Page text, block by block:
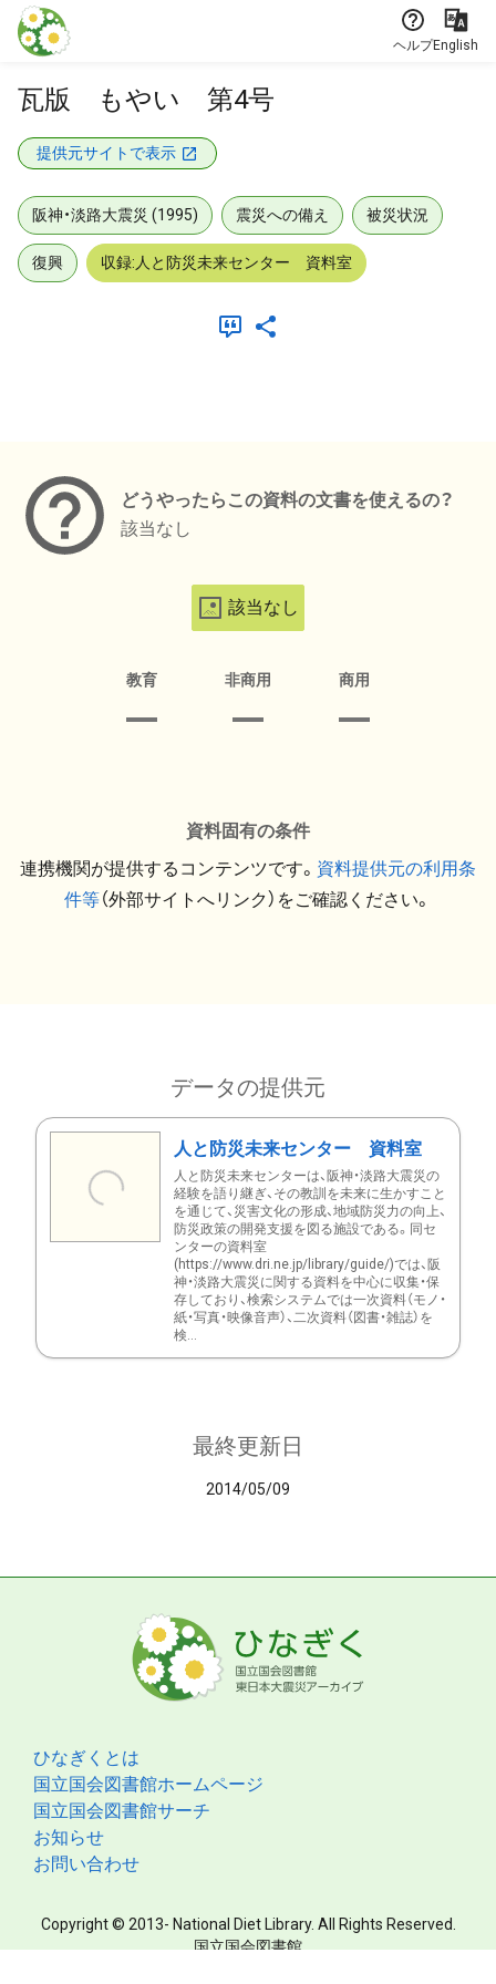
本文に飛ぶ
ヘルプEnglish
瓦版 もやい 第4号
提供元サイトで表示
阪神・淡路大震災 (1995) 震災への備え 被災状況
復興 収録:人と防災未来センター 資料室
どうやったらこの資料の文書を使えるの？
該当なし
該当なし
教育 非商用 商用
資料固有の条件
連携機関が提供するコンテンツです。 資料提供元の利用条
件等（外部サイトへリンク）をご確認ください。
データの提供元
人と防災未来センター 資料室
人と防災未来センターは、阪神・淡路大震災の
経験を語り継ぎ、その教訓を未来に生かすこと
を通じて、災害文化の形成、地域防災力の向上、
防災政策の開発支援を図る施設である。同セ
ンターの資料室
(https://www.dri.ne.jp/library/guide/)では、阪
神・淡路大震災に関する資料を中心に収集・保
存しており、検索システムでは一次資料（モノ・
紙・写真・映像音声）、二次資料（図書・雑誌）を
検...
最終更新日
2014/05/09
ひなぎくとは
国立国会図書館ホームページ
国立国会図書館サーチ
お知らせ
お問い合わせ
Copyright © 2013- National Diet Library. All Rights Reserved.